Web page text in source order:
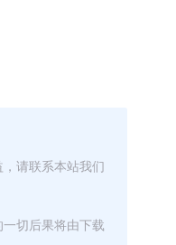
请联系本站我们
切后果将由下载